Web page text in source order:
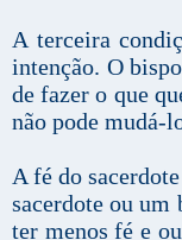
A terceira
intenção. O
de fazer o que
não pode mudá-
A fé do
sacerdote ou um
ter menos fé e